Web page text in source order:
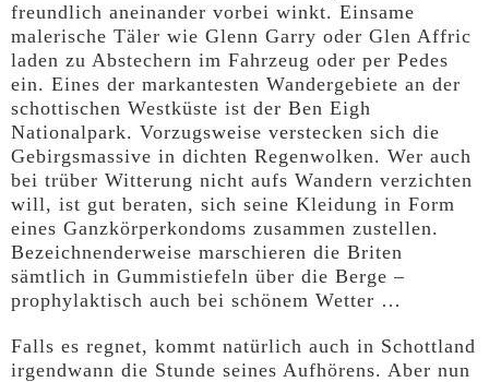
freundlich aneinander vorbei winkt. Einsame
malerische Täler wie Glenn Garry oder Glen Affric
laden zu Abstechern im Fahrzeug oder per Pedes
ein. Eines der markantesten Wandergebiete an der
schottischen Westküste ist der Ben Eigh
Nationalpark. Vorzugsweise verstecken sich die
Gebirgsmassive in dichten Regenwolken. Wer auch
bei trüber Witterung nicht aufs Wandern verzichten
will, ist gut beraten, sich seine Kleidung in Form
eines Ganzkörperkondoms zusammen zustellen.
Bezeichnenderweise marschieren die Briten
sämtlich in Gummistiefeln über die Berge –
prophylaktisch auch bei schönem Wetter …
Falls es regnet, kommt natürlich auch in Schottland
irgendwann die Stunde seines Aufhörens. Aber nun